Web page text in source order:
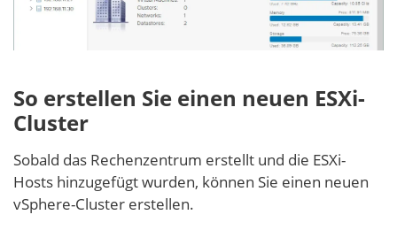
So erstellen Sie einen neuen ESXi-
Cluster
Sobald das Rechenzentrum erstellt und die ESXi-
Hosts hinzugefügt wurden, können Sie einen neuen
vSphere-Cluster erstellen.